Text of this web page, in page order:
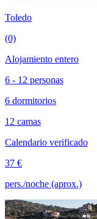
Toledo
(0)
Alojamiento entero
6 - 12 personas
6 dormitorios
12 camas
Calendario verificado
37 €
pers./noche (aprox.)